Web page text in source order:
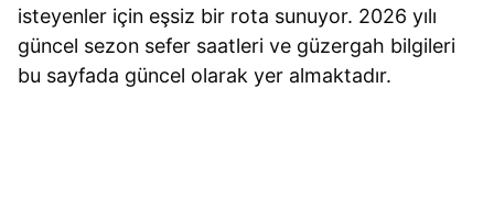
isteyenler için eşsiz bir rota sunuyor. 2026 yılı
güncel sezon sefer saatleri ve güzergah bilgileri
bu sayfada güncel olarak yer almaktadır.